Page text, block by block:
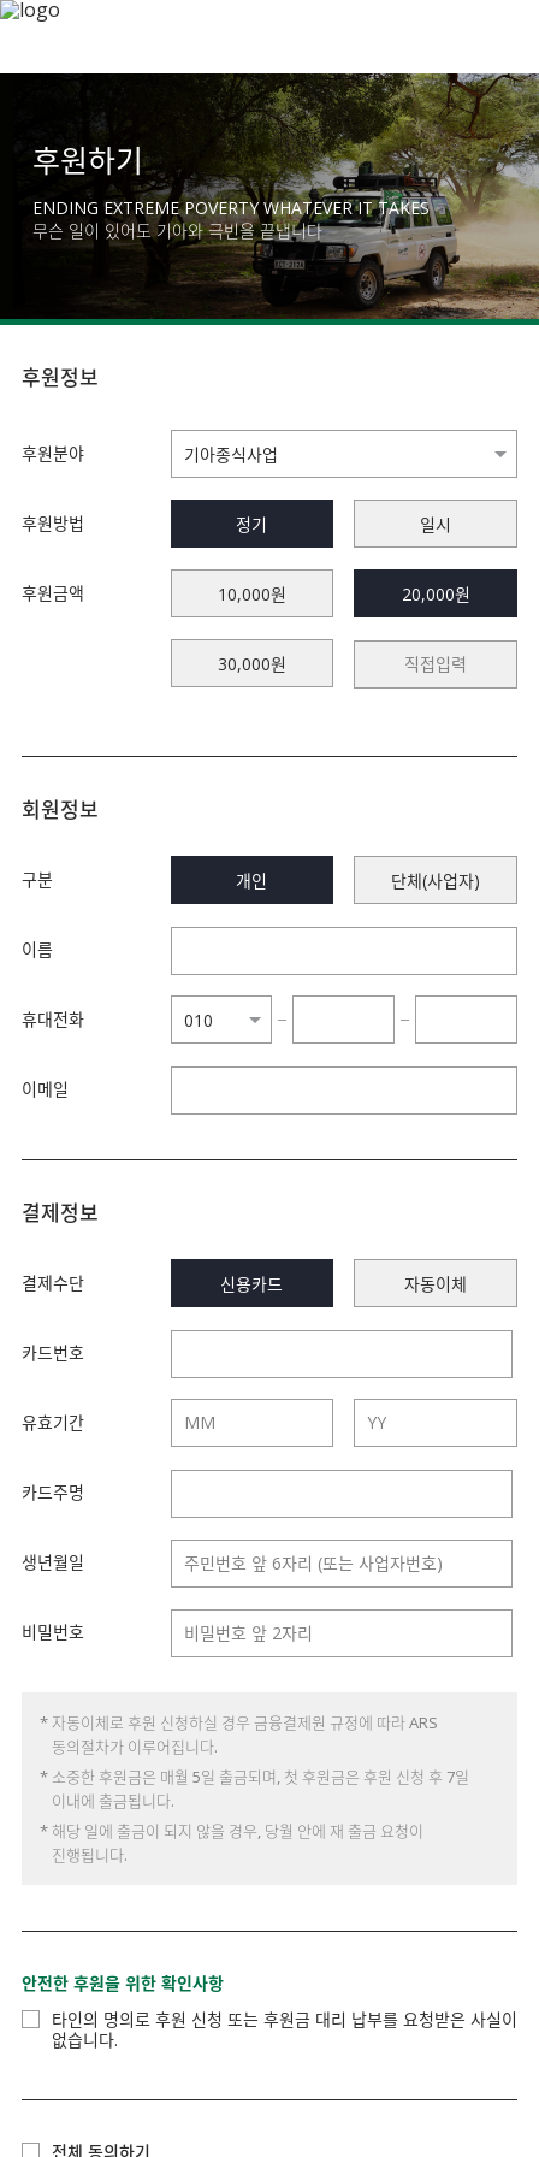
후원하기
ENDING EXTREME POVERTY WHATEVER IT TAKES
무슨 일이 있어도 기아와 극빈을 끝냅니다
후원정보
후원분야
후원방법 정기 일시
후원금액 10,000원 20,000원
30,000원
회원정보
구분 개인 단체(사업자)
이름
휴대전화 − −
이메일
결제정보
결제수단 신용카드 자동이체
카드번호
유효기간
카드주명
생년월일
비밀번호
* 자동이체로 후원 신청하실 경우 금융결제원 규정에 따라 ARS
동의절차가 이루어집니다.
* 소중한 후원금은 매월 5일 출금되며, 첫 후원금은 후원 신청 후 7일
이내에 출금됩니다.
* 해당 일에 출금이 되지 않을 경우, 당월 안에 재 출금 요청이
진행됩니다.
안전한 후원을 위한 확인사항
타인의 명의로 후원 신청 또는 후원금 대리 납부를 요청받은 사실이
없습니다.
전체 동의하기